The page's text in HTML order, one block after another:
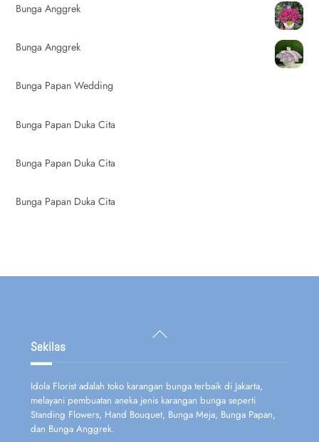
Bunga Anggrek
Bunga Anggrek
Bunga Papan Wedding
Bunga Papan Duka Cita
Bunga Papan Duka Cita
Bunga Papan Duka Cita
Back
To
Sekilas
Idola Florist adalah toko karangan bunga terbaik di Jakarta,
melayani pembuatan aneka jenis karangan bunga seperti
Standing Flowers, Hand Bouquet, Bunga Meja, Bunga Papan,
dan Bunga Anggrek.